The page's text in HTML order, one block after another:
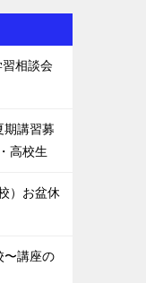
相談会
期講習募
高校生
）お盆休
〜講座の